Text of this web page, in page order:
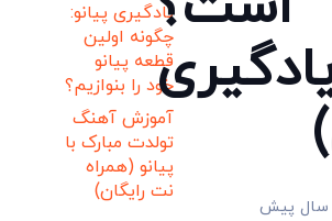
یادگیری پیانو:
چگونه اولین
قطعه پیانو
خود را بنوازیم؟
آموزش آهنگ
تولدت مبارک با
پیانو (همراه
نت رایگان)